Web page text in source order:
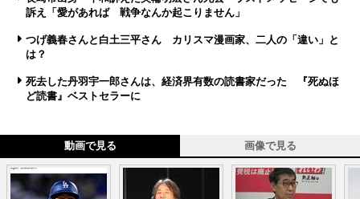
訴え「愛があれば 戦争なんか起こりません」
つげ義春さんと白土三平さん カリスマ漫画家、二人の「違い」と
は？
死去した丹羽宇一郎さんは、経済界有数の読書家だった 『死ぬほ
ど読書』ベストセラーに
動画で見る 画像で見る